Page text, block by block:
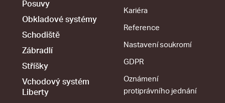
Posuvy
Obkladové systémy
Schodiště
Zábradlí
Stříšky
Vchodový systém
Liberty
Kariéra
Reference
Nastavení soukromí
GDPR
Oznámení
protiprávního jednání